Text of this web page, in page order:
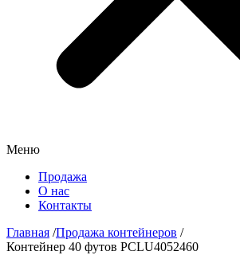
Меню
Продажа
О нас
Контакты
Главная /Продажа контейнеров /
Контейнер 40 футов PCLU4052460